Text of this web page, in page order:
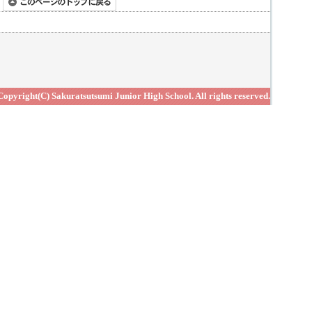
Sakuratsutsumi Junior High School. All rights reserved.